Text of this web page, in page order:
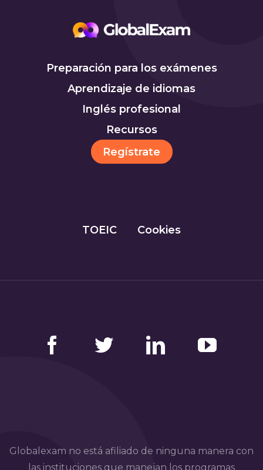
Preparación para los exámenes
Aprendizaje de idiomas
Inglés profesional
Recursos
Regístrate
TOEIC Cookies
Globalexam no está afiliado de ninguna manera con
las instituciones que manejan los programas